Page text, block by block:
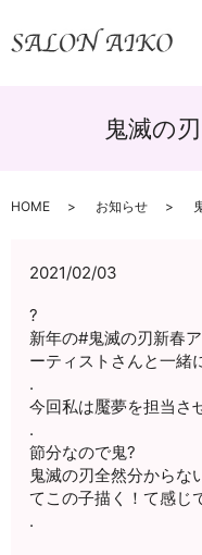
鬼滅の
HOME お知らせ
2021/02/03
?
新年の#鬼滅の刃新春
ーティストさんと一
.
今回私は魘夢を担当さ
.
節分なので鬼?
鬼滅の刃全然分からな
てこの子描く！て感じ
.